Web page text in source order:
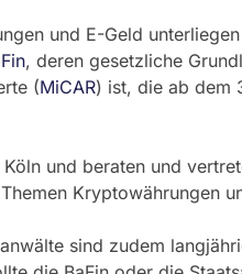
und E-Geld
, deren gesetzliche
(MiCAR) ist, die ab dem
und beraten und
Kryptowährungen
sind zudem